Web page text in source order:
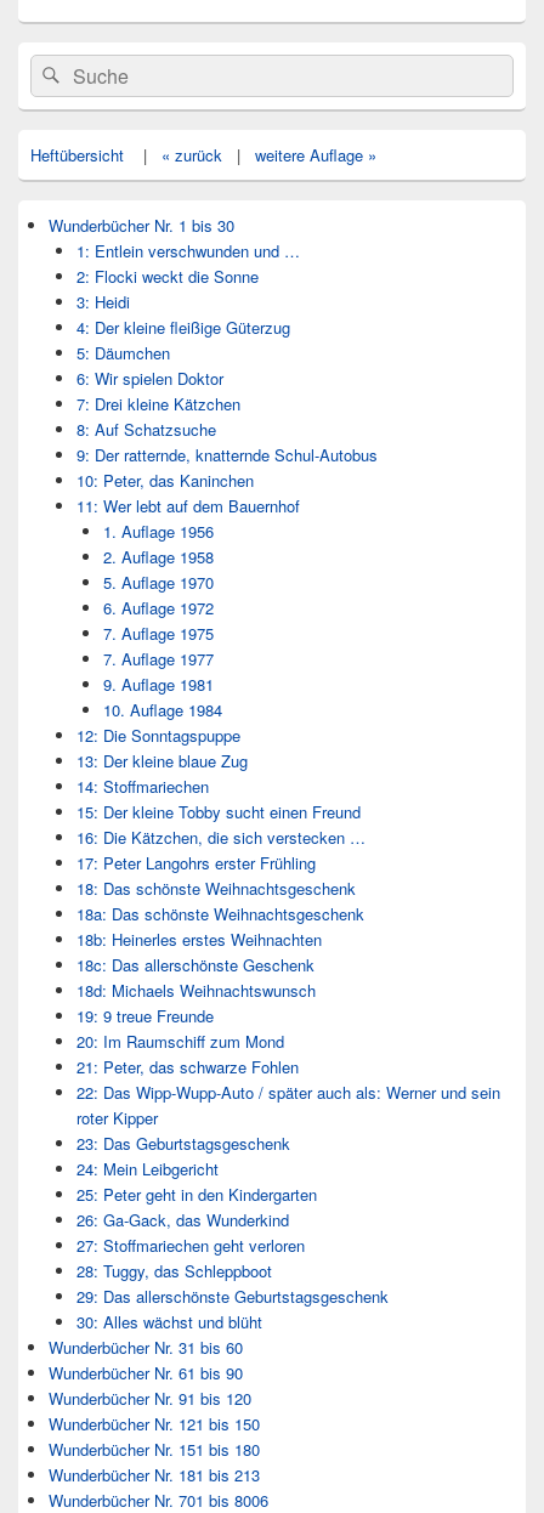
Primärer
Seitenleisten
Widget-
Bereich
Search
for:
Suche
Heftübersicht | « zurück | weitere Auflage »
Wunderbücher Nr. 1 bis 30
1: Entlein verschwunden und …
2: Flocki weckt die Sonne
3: Heidi
4: Der kleine fleißige Güterzug
5: Däumchen
6: Wir spielen Doktor
7: Drei kleine Kätzchen
8: Auf Schatzsuche
9: Der ratternde, knatternde Schul-Autobus
10: Peter, das Kaninchen
11: Wer lebt auf dem Bauernhof
1. Auflage 1956
2. Auflage 1958
5. Auflage 1970
6. Auflage 1972
7. Auflage 1975
7. Auflage 1977
9. Auflage 1981
10. Auflage 1984
12: Die Sonntagspuppe
13: Der kleine blaue Zug
14: Stoffmariechen
15: Der kleine Tobby sucht einen Freund
16: Die Kätzchen, die sich verstecken …
17: Peter Langohrs erster Frühling
18: Das schönste Weihnachtsgeschenk
18a: Das schönste Weihnachtsgeschenk
18b: Heinerles erstes Weihnachten
18c: Das allerschönste Geschenk
18d: Michaels Weihnachtswunsch
19: 9 treue Freunde
20: Im Raumschiff zum Mond
21: Peter, das schwarze Fohlen
22: Das Wipp-Wupp-Auto / später auch als: Werner und sein
roter Kipper
23: Das Geburtstagsgeschenk
24: Mein Leibgericht
25: Peter geht in den Kindergarten
26: Ga-Gack, das Wunderkind
27: Stoffmariechen geht verloren
28: Tuggy, das Schleppboot
29: Das allerschönste Geburtstagsgeschenk
30: Alles wächst und blüht
Wunderbücher Nr. 31 bis 60
Wunderbücher Nr. 61 bis 90
Wunderbücher Nr. 91 bis 120
Wunderbücher Nr. 121 bis 150
Wunderbücher Nr. 151 bis 180
Wunderbücher Nr. 181 bis 213
Wunderbücher Nr. 701 bis 8006